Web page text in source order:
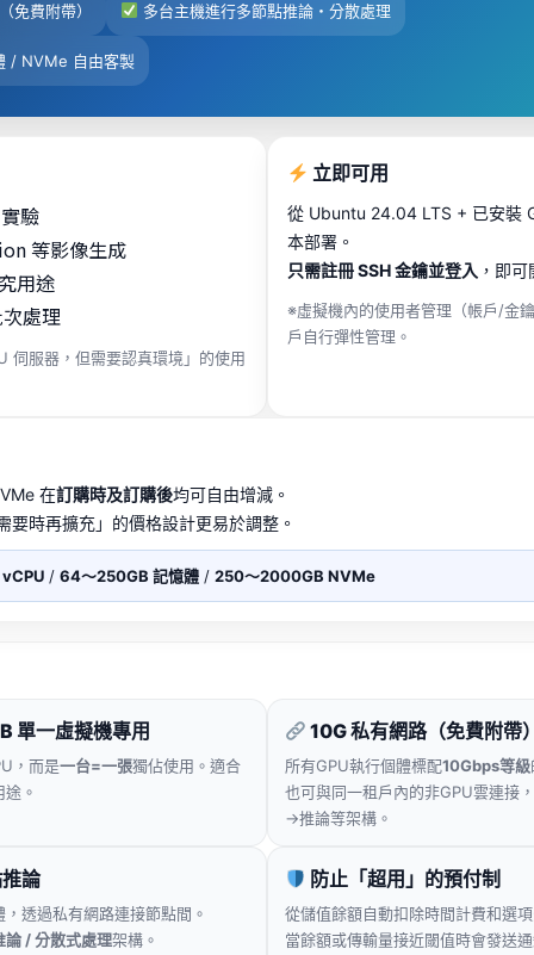
免費附帶） 多台主機進行多節點推論・分散處理
/ NVMe 自由客製
驗
等影像生成
用途
處理
伺服器，但需要認真環境」的使用
立即可用
從 Ubuntu 24.04 LTS + 已安裝
本部署。
只需註冊 SSH 金鑰並登入 ，即
※虛擬機內的使用者管理（帳戶/金
戶自行彈性管理。
在訂購時及訂購後均可自由增減。
要時再擴充」的價格設計更易於調整。
/ 64〜250GB 記憶體/ 250〜2000GB NVMe
單一虛擬機專用
，而是一台=一張獨佔使用。適合
。
10G 私有網路（免費附帶
所有GPU執行個體標配10Gbps等級
也可與同一租戶內的非GPU雲連接
→推論等架構。
論
透過私有網路連接節點間。
論 / 分散式處理架構。
防止「超用」的預付制
從儲值餘額自動扣除時間計費和選
當餘額或傳輸量接近閾值時會發送